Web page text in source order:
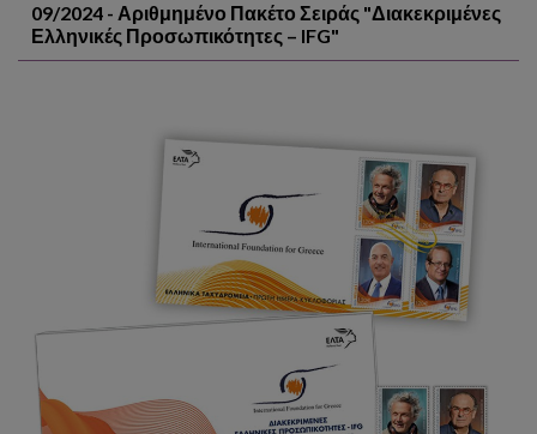
09/2024 - Αριθμημένο Πακέτο Σειράς "Διακεκριμένες
Ελληνικές Προσωπικότητες – IFG"